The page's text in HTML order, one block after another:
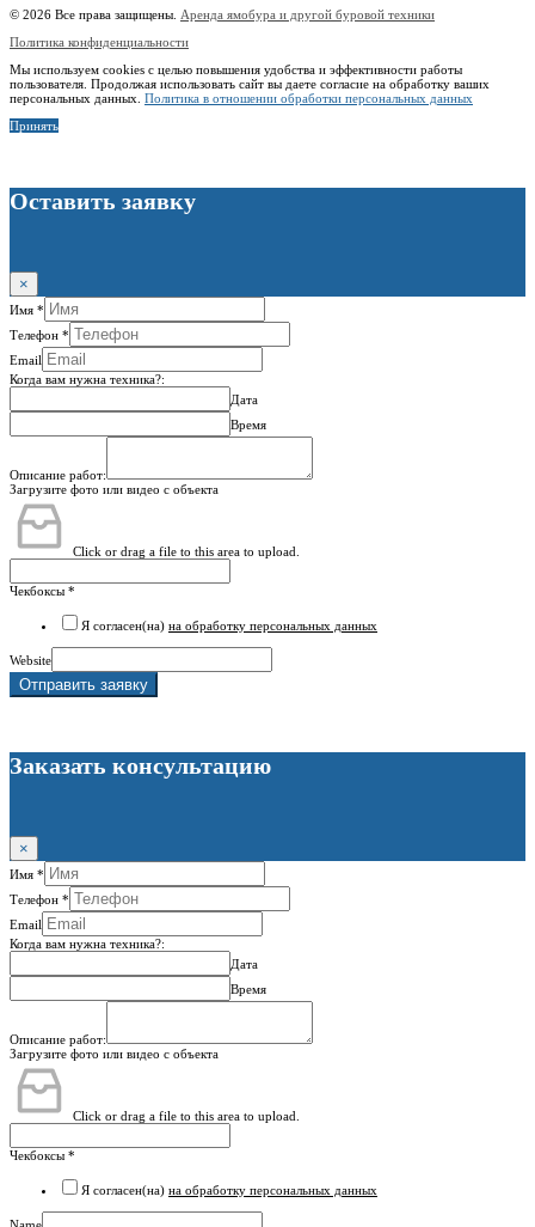
© 2026 Все права защищены. Аренда ямобура и другой буровой техники
Политика конфиденциальности
Мы используем cookies с целью повышения удобства и эффективности работы
пользователя. Продолжая использовать сайт вы даете согласие на обработку ваших
персональных данных. Политика в отношении обработки персональных данных
Принять
Оставить заявку
×
Имя *
Телефон *
Email
Когда вам нужна техника?:
Дата
Время
Описание работ:
Загрузите фото или видео с объекта
Click or drag a file to this area to upload.
Чекбоксы *
Я согласен(на) на обработку персональных данных
Website
Отправить заявку
Заказать консультацию
×
Имя *
Телефон *
Email
Когда вам нужна техника?:
Дата
Время
Описание работ:
Загрузите фото или видео с объекта
Click or drag a file to this area to upload.
Чекбоксы *
Я согласен(на) на обработку персональных данных